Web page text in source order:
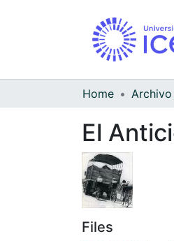
Home
El
Files